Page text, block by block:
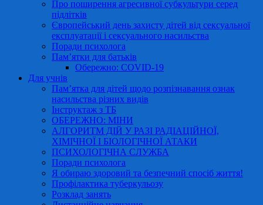
Про поширення агресивної субкультури серед
підлітків
Європейський день захисту дітей від сексуальної
експлуатації і сексуального насильства
Поради психолога
Пам’ятки для батьків
Обережно: COVID-19
Для учнів
Пам’ятка для дітей щодо розпізнавання ознак
насильства різних видів
Інструктаж з ТБ
ОБЕРЕЖНО: МІНИ
АЛГОРИТМ ДІЙ У РАЗІ РАДІАЦІЙНОЇ,
ХІМІЧНОЇ І БІОЛОГІЧНОЇ АТАКИ
ПСИХОЛОГІЧНА СЛУЖБА
Поради психолога
Я обираю здоровий та безпечний спосіб життя!
Профілактика туберкульозу
Розклад занять